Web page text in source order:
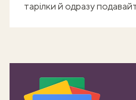
тарілки й одразу